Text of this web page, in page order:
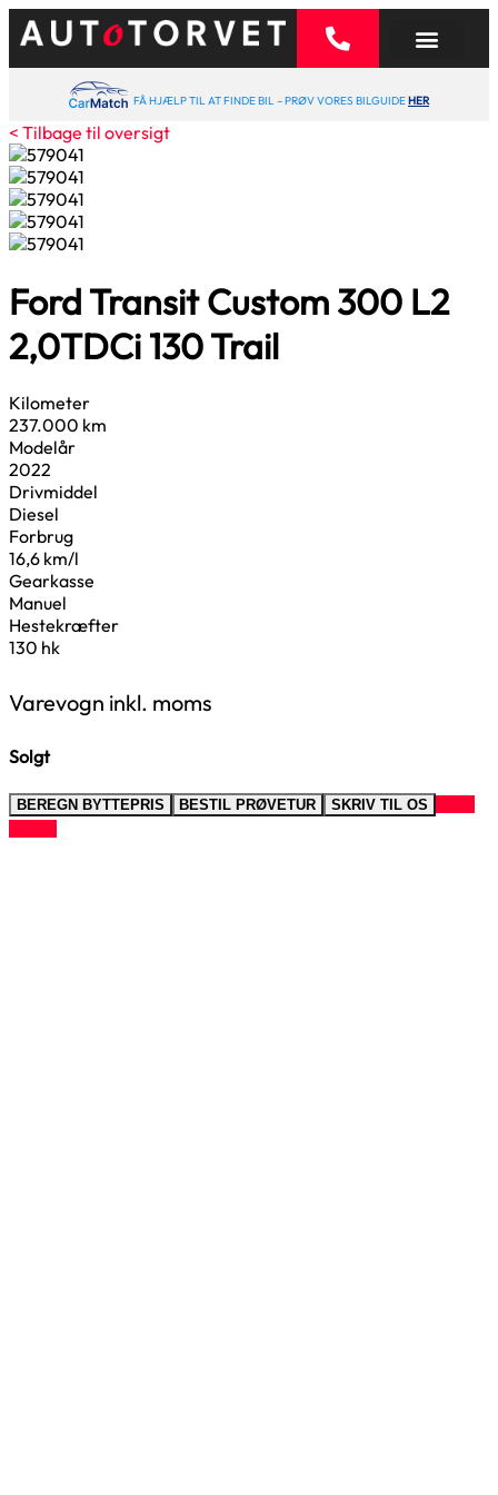
FÅ HJÆLP TIL AT FINDE BIL – PRØV VORES BILGUIDEHER
< Tilbage til oversigt
Ford Transit Custom 300 L2
2,0TDCi 130 Trail
Kilometer
237.000 km
Modelår
2022
Drivmiddel
Diesel
Forbrug
16,6 km/l
Gearkasse
Manuel
Hestekræfter
130 hk
Varevogn inkl. moms
Solgt
BEREGN BYTTEPRIS BESTIL PRØVETUR SKRIV TIL OS